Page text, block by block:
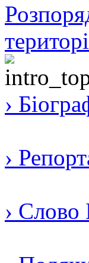
›
›
› Слово